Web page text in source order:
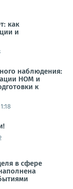
как
и
наблюдения:
НОМ и
к
в сфере